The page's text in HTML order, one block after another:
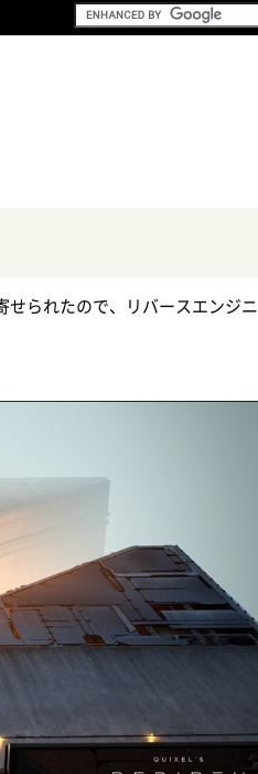
せられたので、リバースエンジニ